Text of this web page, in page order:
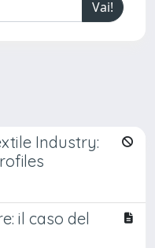
Industry:
il caso del